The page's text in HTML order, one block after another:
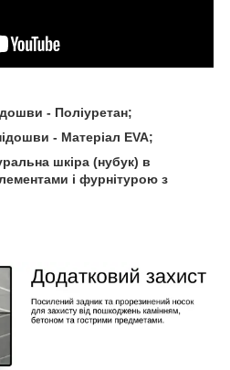
- Поліуретан;
- Матеріал EVA;
шкіра (нубук) в
і фурнітурою з